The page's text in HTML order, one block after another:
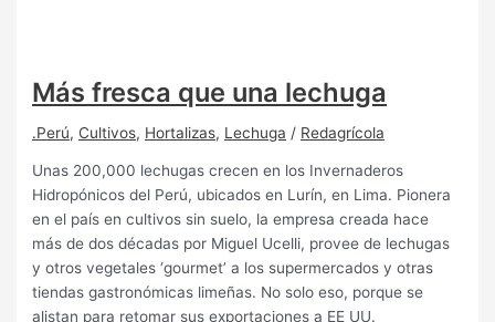
Más fresca que una lechuga
.Perú, Cultivos, Hortalizas, Lechuga / Redagrícola
Unas 200,000 lechugas crecen en los Invernaderos
Hidropónicos del Perú, ubicados en Lurín, en Lima. Pionera
en el país en cultivos sin suelo, la empresa creada hace
más de dos décadas por Miguel Ucelli, provee de lechugas
y otros vegetales ‘gourmet’ a los supermercados y otras
tiendas gastronómicas limeñas. No solo eso, porque se
alistan para retomar sus exportaciones a EE UU.